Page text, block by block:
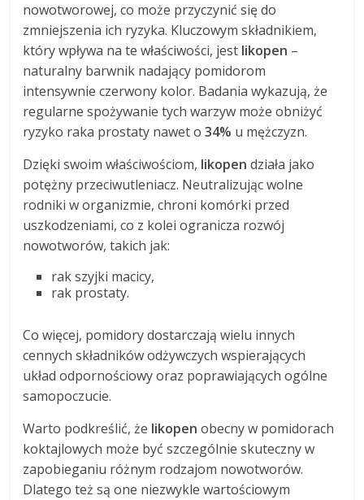
nowotworowej, co może przyczynić się do
zmniejszenia ich ryzyka. Kluczowym składnikiem,
który wpływa na te właściwości, jest likopen –
naturalny barwnik nadający pomidorom
intensywnie czerwony kolor. Badania wykazują, że
regularne spożywanie tych warzyw może obniżyć
ryzyko raka prostaty nawet o34% u mężczyzn.
Dzięki swoim właściwościom, likopen działa jako
potężny przeciwutleniacz. Neutralizując wolne
rodniki w organizmie, chroni komórki przed
uszkodzeniami, co z kolei ogranicza rozwój
nowotworów, takich jak:
rak szyjki macicy,
rak prostaty.
Co więcej, pomidory dostarczają wielu innych
cennych składników odżywczych wspierających
układ odpornościowy oraz poprawiających ogólne
samopoczucie.
Warto podkreślić, że likopen obecny w pomidorach
koktajlowych może być szczególnie skuteczny w
zapobieganiu różnym rodzajom nowotworów.
Dlatego też są one niezwykle wartościowym